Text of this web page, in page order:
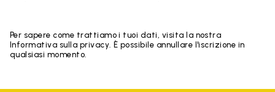
Per sapere come trattiamo i tuoi dati, visita la nostra
Informativa sulla privacy. È possibile annullare l'iscrizione in
qualsiasi momento.